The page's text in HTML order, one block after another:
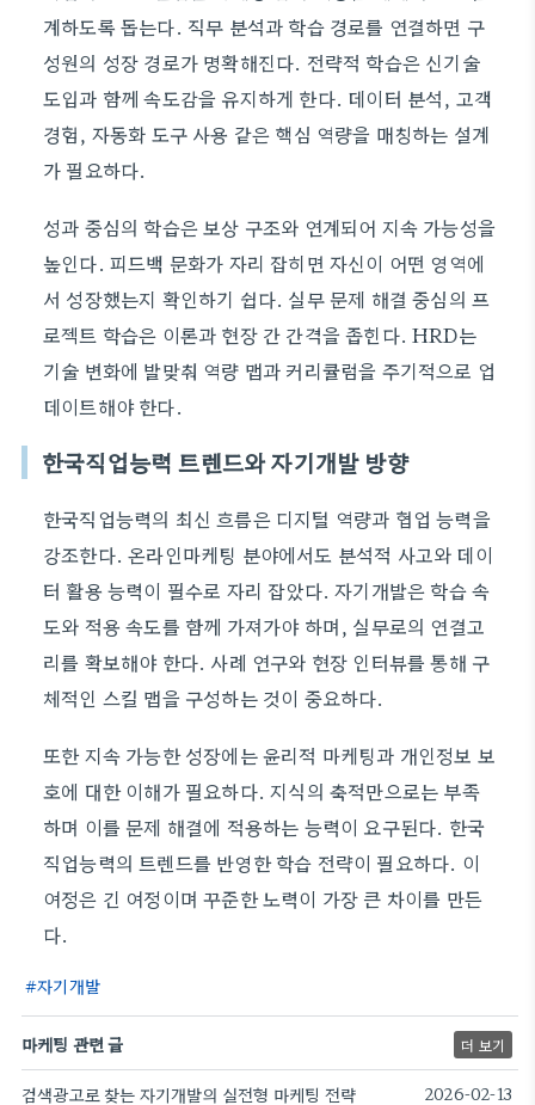
계하도록 돕는다. 직무 분석과 학습 경로를 연결하면 구
성원의 성장 경로가 명확해진다. 전략적 학습은 신기술
도입과 함께 속도감을 유지하게 한다. 데이터 분석, 고객
경험, 자동화 도구 사용 같은 핵심 역량을 매칭하는 설계
가 필요하다.
성과 중심의 학습은 보상 구조와 연계되어 지속 가능성을
높인다. 피드백 문화가 자리 잡히면 자신이 어떤 영역에
서 성장했는지 확인하기 쉽다. 실무 문제 해결 중심의 프
로젝트 학습은 이론과 현장 간 간격을 좁힌다. HRD는
기술 변화에 발맞춰 역량 맵과 커리큘럼을 주기적으로 업
데이트해야 한다.
한국직업능력 트렌드와 자기개발 방향
한국직업능력의 최신 흐름은 디지털 역량과 협업 능력을
강조한다. 온라인마케팅 분야에서도 분석적 사고와 데이
터 활용 능력이 필수로 자리 잡았다. 자기개발은 학습 속
도와 적용 속도를 함께 가져가야 하며, 실무로의 연결고
리를 확보해야 한다. 사례 연구와 현장 인터뷰를 통해 구
체적인 스킬 맵을 구성하는 것이 중요하다.
또한 지속 가능한 성장에는 윤리적 마케팅과 개인정보 보
호에 대한 이해가 필요하다. 지식의 축적만으로는 부족
하며 이를 문제 해결에 적용하는 능력이 요구된다. 한국
직업능력의 트렌드를 반영한 학습 전략이 필요하다. 이
여정은 긴 여정이며 꾸준한 노력이 가장 큰 차이를 만든
다.
자기개발
마케팅 관련 글 더 보기
검색광고로 찾는 자기개발의 실전형 마케팅 전략 2026-02-13